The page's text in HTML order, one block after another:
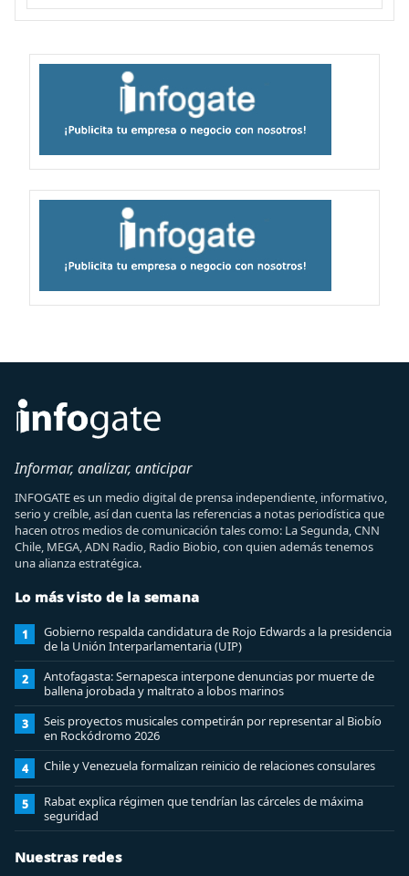
Informar, analizar, anticipar
INFOGATE es un medio digital de prensa independiente, informativo,
serio y creíble, así dan cuenta las referencias a notas periodística que
hacen otros medios de comunicación tales como: La Segunda, CNN
Chile, MEGA, ADN Radio, Radio Biobio, con quien además tenemos
una alianza estratégica.
Lo más visto de la semana
1
Gobierno respalda candidatura de Rojo Edwards a la presidencia
de la Unión Interparlamentaria (UIP)
2
Antofagasta: Sernapesca interpone denuncias por muerte de
ballena jorobada y maltrato a lobos marinos
3
Seis proyectos musicales competirán por representar al Biobío
en Rockódromo 2026
4 Chile y Venezuela formalizan reinicio de relaciones consulares
5
Rabat explica régimen que tendrían las cárceles de máxima
seguridad
Nuestras redes